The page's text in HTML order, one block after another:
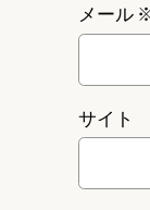
メール
サイト